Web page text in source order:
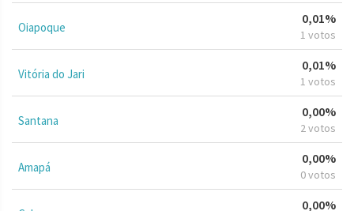
Oiapoque
0,01%
1 votos
Vitória do Jari
0,01%
1 votos
Santana
0,00%
2 votos
Amapá
0,00%
0 votos
0,00%